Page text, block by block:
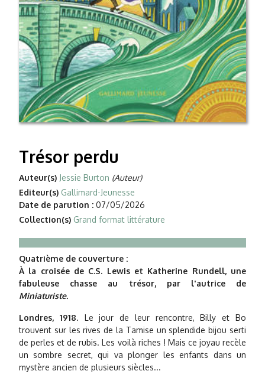
Trésor perdu
Auteur(s) Jessie Burton (Auteur)
Editeur(s) Gallimard-Jeunesse
Date de parution : 07/05/2026
Collection(s) Grand format littérature
Quatrième de couverture :
À la croisée de C.S. Lewis et Katherine Rundell, une
fabuleuse chasse au trésor, par l'autrice de
Miniaturiste.
Londres, 1918. Le jour de leur rencontre, Billy et Bo
trouvent sur les rives de la Tamise un splendide bijou serti
de perles et de rubis. Les voilà riches ! Mais ce joyau recèle
un sombre secret, qui va plonger les enfants dans un
mystère ancien de plusieurs siècles...